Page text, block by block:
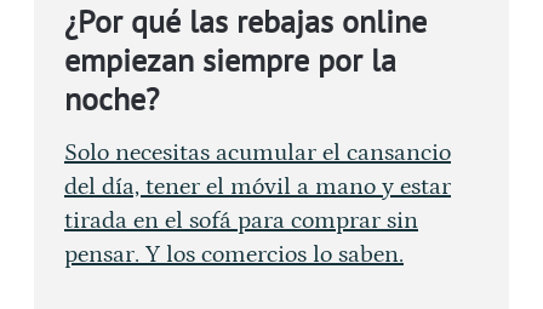
¿Por qué las rebajas online
empiezan siempre por la
noche?
Solo necesitas acumular el cansancio
del día, tener el móvil a mano y estar
tirada en el sofá para comprar sin
pensar. Y los comercios lo saben.